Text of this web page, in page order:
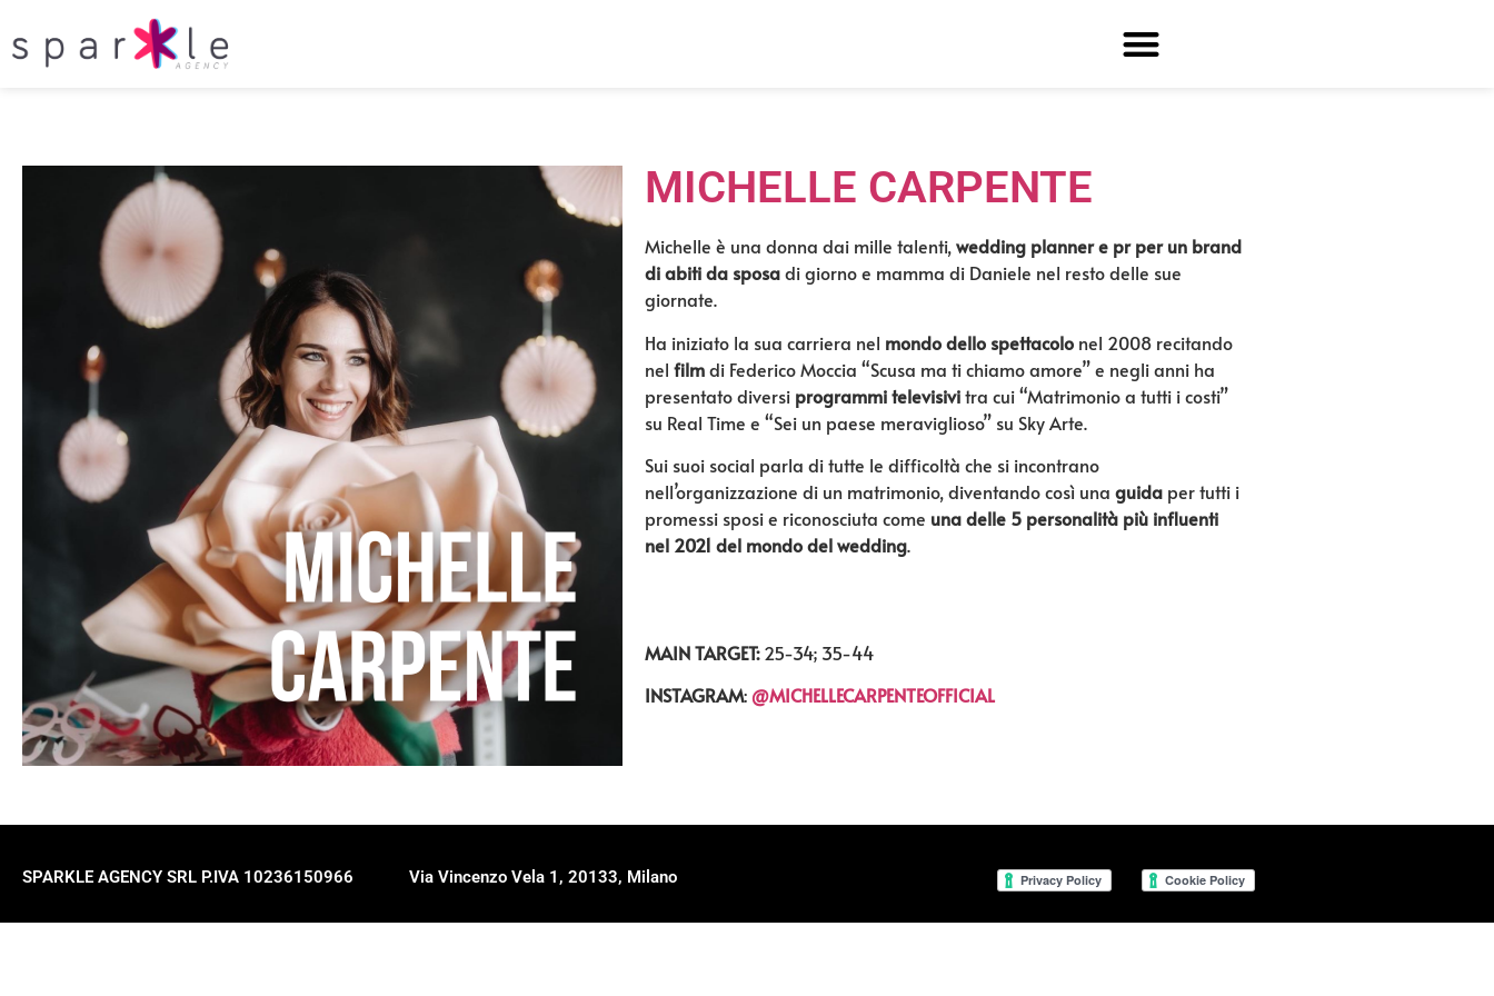
MICHELLE CARPENTE
Michelle è una donna dai mille talenti, wedding plannere pr per un brand
di abiti da sposadi giorno e mamma di Daniele nel resto delle sue
giornate.
Ha iniziato la sua carriera nel mondo dello spettacolo nel 2008 recitando
nel filmdi Federico Moccia “Scusa ma ti chiamo amore” e negli anni ha
presentato diversi programmi televisivitra cui “Matrimonio a tutti i costi”
su Real Time e “Sei un paese meraviglioso” su Sky Arte.
Sui suoi social parla di tutte le difficoltà che si incontrano
nell’organizzazione di un matrimonio, diventando così una guida per tutti i
promessi sposi e riconosciuta come una delle 5 personalità più influenti
nel 2021 del mondo del wedding.
MAIN TARGET:25-34; 35-44
INSTAGRAM:@MICHELLECARPENTEOFFICIAL
SPARKLE AGENCY SRL P.IVA 10236150966 Via Vincenzo Vela 1, 20133, Milano